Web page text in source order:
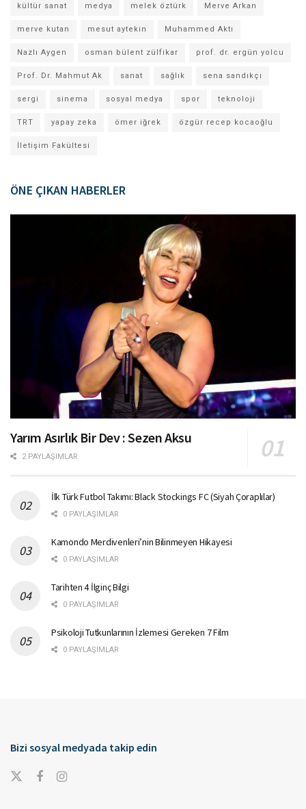
kültür sanat medya melek öztürk Merve Arkan
merve kutan mesut aytekin Muhammed Aktı
Nazlı Aygen osman bülent zülfikar prof. dr. ergün yolcu
Prof. Dr. Mahmut Ak sanat sağlık sena sandıkçı
sergi sinema sosyal medya spor teknoloji
TRT yapay zeka ömer iğrek özgür recep kocaoğlu
İletişim Fakültesi
ÖNE ÇIKAN HABERLER
Yarım Asırlık Bir Dev : Sezen Aksu
2 PAYLAŞIMLAR
İlk Türk Futbol Takımı: Black Stockings FC (Siyah Çoraplılar)
0 PAYLAŞIMLAR
Kamondo Merdivenleri’nin Bilinmeyen Hikayesi
0 PAYLAŞIMLAR
Tarihten 4 İlginç Bilgi
0 PAYLAŞIMLAR
Psikoloji Tutkunlarının İzlemesi Gereken 7 Film
0 PAYLAŞIMLAR
Bizi sosyal medyada takip edin